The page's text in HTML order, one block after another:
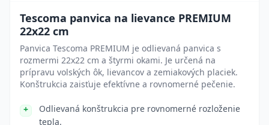
Tescoma panvica na lievance PREMIUM
22x22 cm
Panvica Tescoma PREMIUM je odlievaná panvica s
rozmermi 22x22 cm a štyrmi okami. Je určená na
prípravu volských ôk, lievancov a zemiakových placiek.
Konštrukcia zaisťuje efektívne a rovnomerné pečenie.
Odlievaná konštrukcia pre rovnomerné rozloženie
tepla.